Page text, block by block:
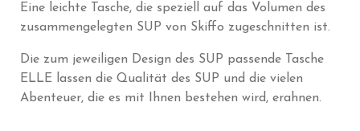
Eine leichte Tasche, die speziell auf das Volumen des
zusammengelegten SUP von Skiffo zugeschnitten ist.
Die zum jeweiligen Design des SUP passende Tasche
ELLE lassen die Qualität des SUP und die vielen
Abenteuer, die es mit Ihnen bestehen wird, erahnen.